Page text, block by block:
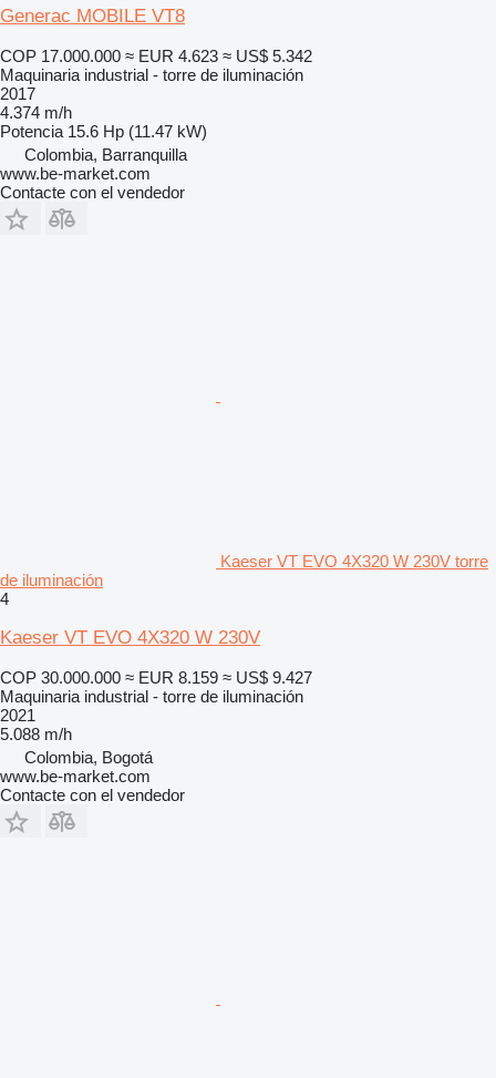
Generac MOBILE VT8
COP 17.000.000 ≈ EUR 4.623 ≈ US$ 5.342
Maquinaria industrial - torre de iluminación
2017
4.374 m/h
Potencia 15.6 Hp (11.47 kW)
Colombia, Barranquilla
www.be-market.com
Contacte con el vendedor
Kaeser VT EVO 4X320 W 230V torre
de iluminación
4
Kaeser VT EVO 4X320 W 230V
COP 30.000.000 ≈ EUR 8.159 ≈ US$ 9.427
Maquinaria industrial - torre de iluminación
2021
5.088 m/h
Colombia, Bogotá
www.be-market.com
Contacte con el vendedor